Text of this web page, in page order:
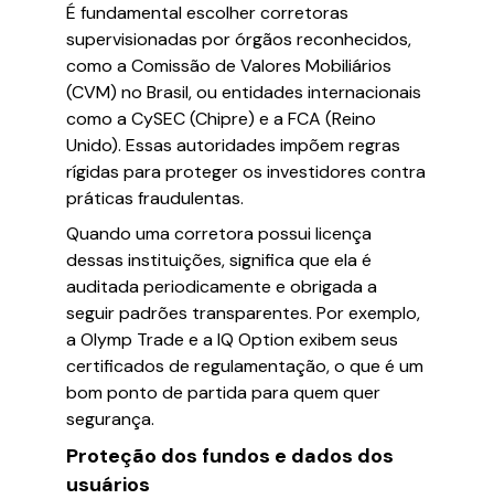
É fundamental escolher corretoras
supervisionadas por órgãos reconhecidos,
como a Comissão de Valores Mobiliários
(CVM) no Brasil, ou entidades internacionais
como a CySEC (Chipre) e a FCA (Reino
Unido). Essas autoridades impõem regras
rígidas para proteger os investidores contra
práticas fraudulentas.
Quando uma corretora possui licença
dessas instituições, significa que ela é
auditada periodicamente e obrigada a
seguir padrões transparentes. Por exemplo,
a Olymp Trade e a IQ Option exibem seus
certificados de regulamentação, o que é um
bom ponto de partida para quem quer
segurança.
Proteção dos fundos e dados dos
usuários